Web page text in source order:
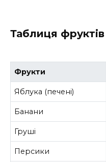
Таблиця
Фрукти
Яблука (печені)
Банани
Груші
Персики